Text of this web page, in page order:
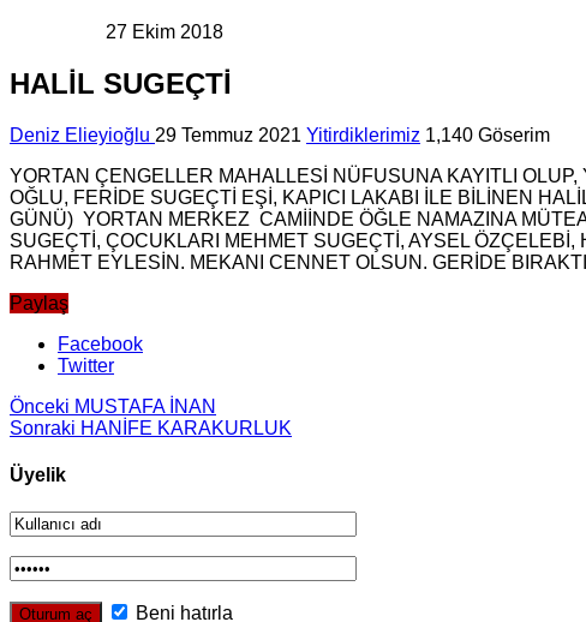
27 Ekim 2018
HALİL SUGEÇTİ
Deniz Elieyioğlu 29 Temmuz 2021 Yitirdiklerimiz 1,140 Göserim
YORTAN ÇENGELLER MAHALLESİ NÜFUSUNA KAYITLI
OĞLU, FERİDE SUGEÇTİ EŞİ, KAPICI LAKABI İLE BİLİNEN
GÜNÜ) YORTAN MERKEZ CAMİİNDE ÖĞLE NAMAZINA
SUGEÇTİ, ÇOCUKLARI MEHMET SUGEÇTİ, AYSEL
RAHMET EYLESİN. MEKANI CENNET OLSUN. GERİDE
Paylaş
Facebook
Twitter
Önceki MUSTAFA İNAN
Sonraki HANİFE KARAKURLUK
Üyelik
Beni hatırla